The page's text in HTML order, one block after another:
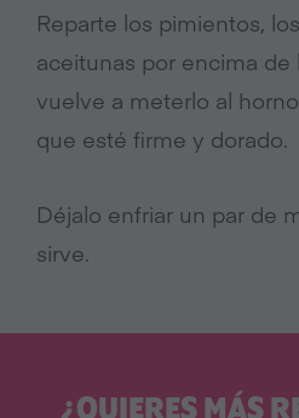
Reparte los pimientos,
aceitunas por encima de
vuelve a meterlo al
que esté firme y dorado.
Déjalo enfriar un par de
sirve.
¿QUIERES MÁS